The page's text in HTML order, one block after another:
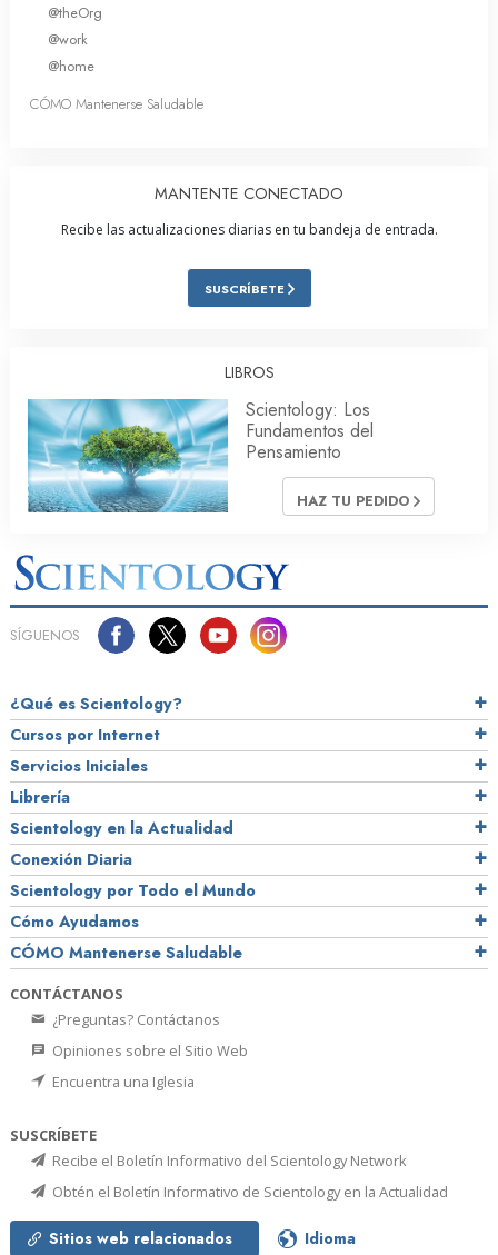
@theOrg
@work
@home
CÓMO Mantenerse Saludable
MANTENTE CONECTADO
Recibe las actualizaciones diarias en tu bandeja de entrada.
SUSCRÍBETE
LIBROS
Scientology: Los
Fundamentos del
Pensamiento
HAZ TU PEDIDO
SÍGUENOS
¿Qué es Scientology?
Cursos por Internet
Servicios Iniciales
Librería
Scientology en la Actualidad
Conexión Diaria
Scientology por Todo el Mundo
Cómo Ayudamos
CÓMO Mantenerse Saludable
CONTÁCTANOS
¿Preguntas? Contáctanos
Opiniones sobre el Sitio Web
Encuentra una Iglesia
SUSCRÍBETE
Recibe el Boletín Informativo del Scientology Network
Obtén el Boletín Informativo de Scientology en la Actualidad
Sitios web relacionados Idioma